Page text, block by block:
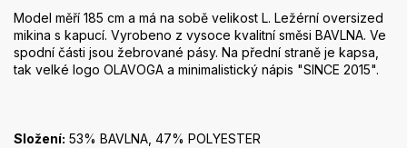
Model měří 185 cm a má na sobě velikost L. Ležérní oversized
mikina s kapucí. Vyrobeno z vysoce kvalitní směsi BAVLNA. Ve
spodní části jsou žebrované pásy. Na přední straně je kapsa,
tak velké logo OLAVOGA a minimalistický nápis "SINCE 2015".
Složení: 53% BAVLNA, 47% POLYESTER